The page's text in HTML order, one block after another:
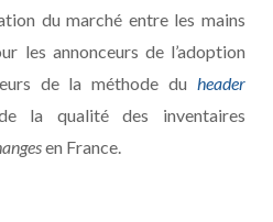
du marché entre les mains
les annonceurs de l’adoption
de la méthode du header
la qualité des inventaires
en France.